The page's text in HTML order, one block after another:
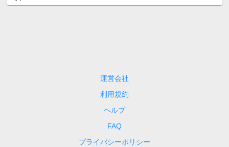
運営会社
利用規約
ヘルプ
FAQ
プライバシーポリシー